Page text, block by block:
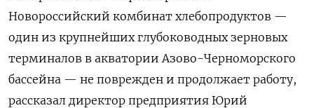
Новороссийский комбинат хлебопродуктов —
один из крупнейших глубоководных зерновых
терминалов в акватории Азово-Черноморского
бассейна — не поврежден и продолжает работу,
рассказал директор предприятия Юрий